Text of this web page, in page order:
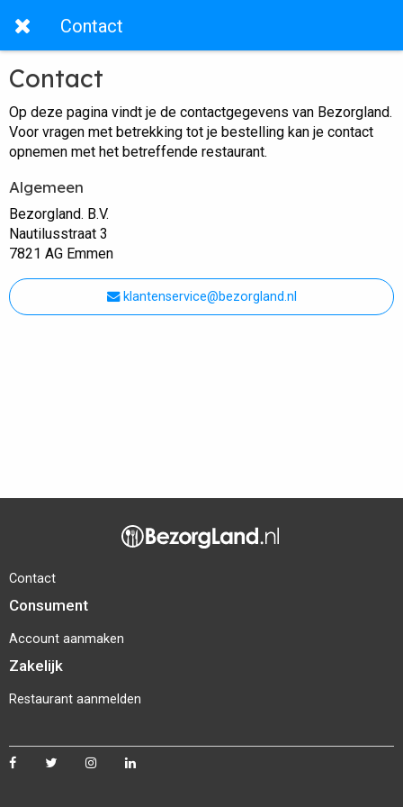
Contact
Contact
Op deze pagina vindt je de contactgegevens van Bezorgland.
Voor vragen met betrekking tot je bestelling kan je contact
opnemen met het betreffende restaurant.
Algemeen
Bezorgland. B.V.
Nautilusstraat 3
7821 AG Emmen
klantenservice@bezorgland.nl
Contact
Consument
Account aanmaken
Zakelijk
Restaurant aanmelden